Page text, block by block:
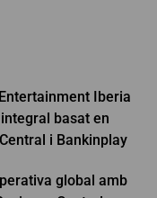
Iberia
basat en
i Bankinplay
global amb